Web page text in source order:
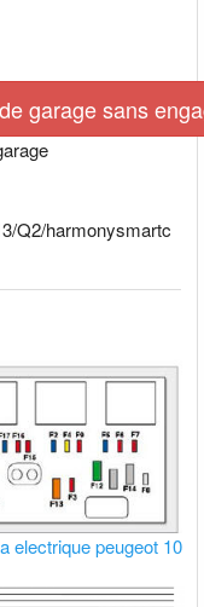
garage sans
Q2/harmonysmartc
electrique peugeot 10